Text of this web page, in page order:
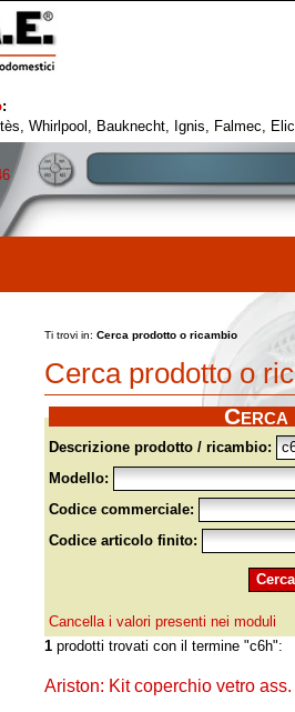
:
Whirlpool, Bauknecht, Ignis, Falmec,
Ti trovi in: Cerca prodotto o ricambio
Cerca prodotto o
Descrizione prodotto / ricambio:
Modello:
Codice commerciale:
Codice articolo finito:
Cancella i valori presenti nei moduli
1 prodotti trovati con il termine "c6h":
Ariston: Kit coperchio vetro